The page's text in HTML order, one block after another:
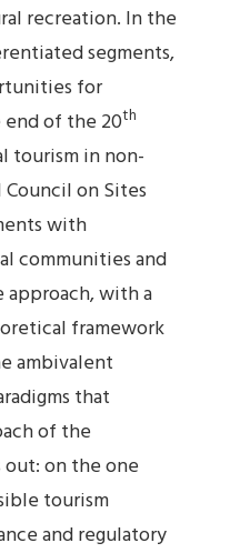
recreation. In the
segments,
for
of the 20th
tourism in non-
Council on Sites
with
communities and
with a
framework
ambivalent
that
of the
out: on the one
tourism
and regulatory